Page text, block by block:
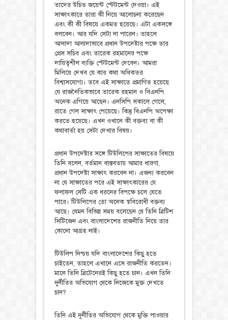
তাদের উচিত জয়েন্ট স্টেটমেন্ট দেওয়া। এই
সাক্ষাৎকারে তারা কী নিয়ে আলোচনা করেছেন
এবং কী কী বিষয়ে একমত হয়েছে। এটা একসঙ্গে
বলবেন। আর যদি সেটা না পারেন। তাহলে
আলাদা আলাদাভাবে প্রধান উপদেষ্টার পক্ষে তার
প্রেস সচিব এবং তারেক রহমানের পক্ষে
দায়িত্বশীল ব্যক্তি স্টেটমেন্ট দেবেন। আমরা
মিলিয়ে দেখব যে কার কথা অধিকতর
বিশ্বাসযোগ্য। তবে এই সাক্ষাতে প্রমাণিত হয়েছে
যে রাজনৈতিকভাবে তারেক রহমান ও বিএনপি
অনেক এগিয়ে আছেন। এনসিপি সকালে গেলে,
রাতে গেল সাক্ষাৎ পেয়েছে। কিন্তু বিএনপি অপেক্ষা
করতে হয়েছে। এখন ওখানে কী বক্তব্য বা কী
কথাবার্তা হয় সেটা দেখার বিষয়।
প্রধান উপদেষ্টার সঙ্গে টিউলিপের সাক্ষাতের বিষয়ে
তিনি বলেন, বর্তমান বাস্তবতায় আমার ধারণা,
প্রধান উপদেষ্টা সাক্ষাৎ করবেন না। এজন্য করবেন
না যে সাক্ষাতের পরে এই সাক্ষাৎকারের যে
ফলাফল সেটি এক ধরনের বিপক্ষে চলে যেতে
পারে। টিউলিপের তো অনেক স্ববিরোধী বক্তব্য
আছে। যেমন বিভিন্ন সময় বলেছেন যে তিনি ব্রিটিশ
সিটিজেন এবং বাংলাদেশের রাজনীতি নিয়ে তার
কোনো আগ্রহ নাই।
টিউলিপ নিশ্চয় যদি বাংলাদেশের কিছু হতে
চাইতেন, তাহলে এখানে এসে রাজনীতি করতেন।
মানে তিনি ব্রিটেনেরই কিছু হতে চান। এখন তিনি
দুর্নীতির অভিযোগ থেকে নিজেকে মুক্ত দেখতে
চান?
তিনি এই দুর্নীতির অভিযোগ থেকে মুক্তি পাওয়ার